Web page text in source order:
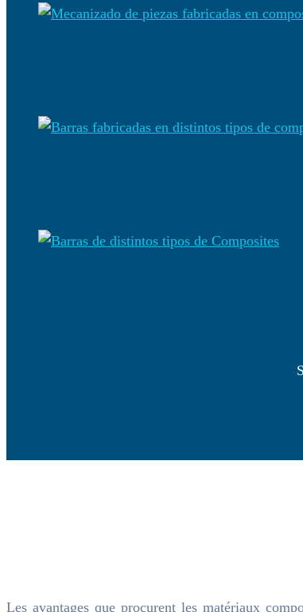
Les avantages que procurent les matériaux